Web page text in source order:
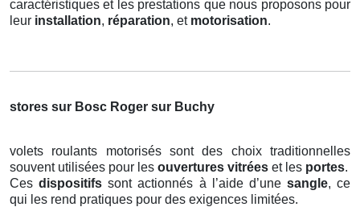
caractéristiques et les prestations que nous proposons pour
leur installation, réparation, et motorisation.
stores sur Bosc Roger sur Buchy
volets roulants motorisés sont des choix traditionnelles
souvent utilisées pour les ouvertures vitrées et les portes.
Cesdispositifs sont actionnés à l’aide d’une sangle, ce
qui les rend pratiques pour des exigences limitées.